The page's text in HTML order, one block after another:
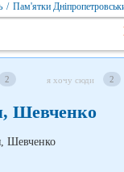
/ Пам'ятки
2 я хочу сюди 2
Шевченко